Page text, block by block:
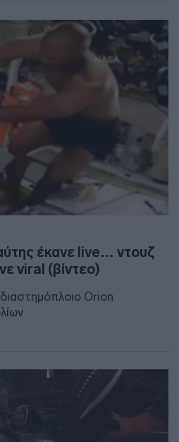
έκανε live… ντουζ
viral (βίντεο)
Orion